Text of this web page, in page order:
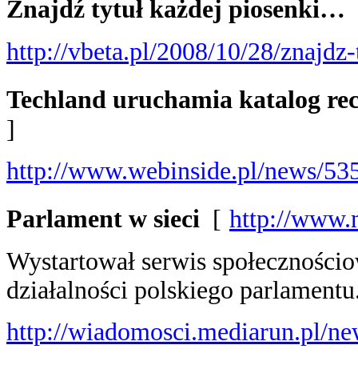
Znajdź tytuł każdej piosenki…
http://vbeta.pl/2008/10/28/
Techland uruchamia katalog
]
http://www.webinside.pl/news/
Parlament w sieci [ http://
Wystartował serwis
działalności polskiego
http://wiadomosci.mediarun.pl/